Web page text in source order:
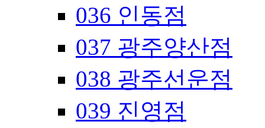
036 인동점
037 광주양산점
038 광주선운점
039 진영점